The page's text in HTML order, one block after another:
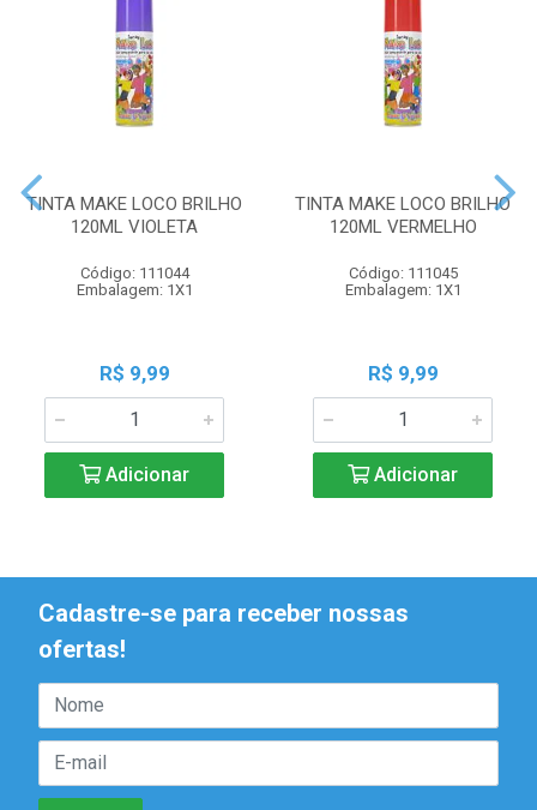
TINTA MAKE LOCO BRILHO
120ML VIOLETA
Código: 111044
Embalagem: 1X1
R$ 9,99
Adicionar
TINTA MAKE LOCO BRILHO
120ML VERMELHO
Código: 111045
Embalagem: 1X1
R$ 9,99
Adicionar
Cadastre-se para receber nossas
ofertas!